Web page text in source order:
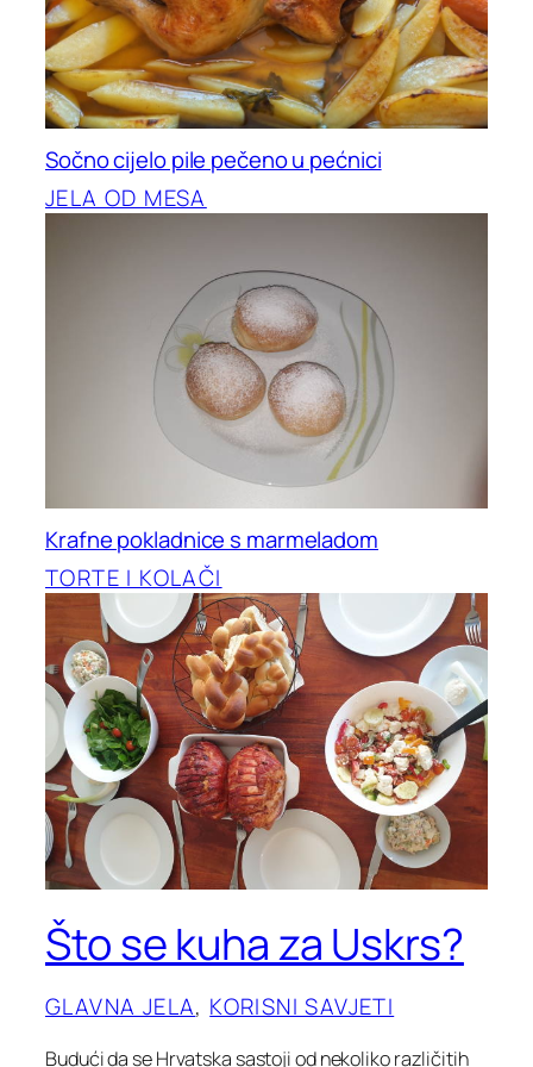
Sočno cijelo pile pečeno u pećnici
JELA OD MESA
Krafne pokladnice s marmeladom
TORTE I KOLAČI
Što se kuha za Uskrs?
GLAVNA JELA, KORISNI SAVJETI
Budući da se Hrvatska sastoji od nekoliko različitih